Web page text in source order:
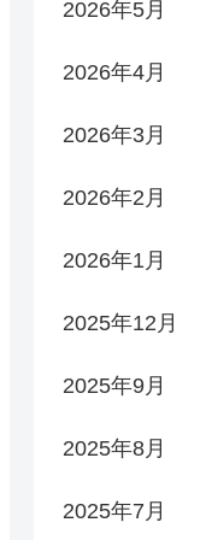
2026年5月
2026年4月
2026年3月
2026年2月
2026年1月
2025年12月
2025年9月
2025年8月
2025年7月